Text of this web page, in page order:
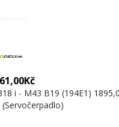
i - M43 B19 (194E1)